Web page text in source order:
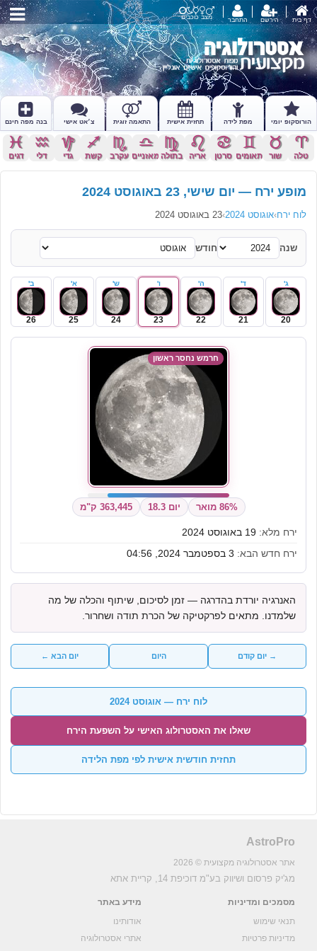
דף בית הירשם התחבר מצב כוכבים
הורוסקופ יומי מפת לידה תחזית אישית התאמה זוגית צ׳אט אישי בנה מפה חינם
a
טלה
s
שור
d
תאומים
f
סרטן
g
אריה
h
בתולה
j
מאזניים
k
עקרב
l
קשת
z
גדי
x
דלי
c
דגים
מופע ירח — יום שישי, 23 באוגוסט 2024
לוח ירח›אוגוסט 2024 ›23 באוגוסט 2024
שנה חודש
ג'
20
ד'
21
ה'
22
ו'
23
ש'
24
א'
25
ב'
26
חרמש נחסר ראשון
86% מואר יום 18.3 363,445 ק"מ
ירח מלא:
ירח חדש הבא:
האנרגיה יורדת בהדרגה — זמן לסיכום, שיתוף והכלה של מה
שלמדנו. מתאים לפרקטיקה של הכרת תודה ושחרור.
→ יום קודם היום יום הבא ←
לוח ירח — אוגוסט 2024
שאלו את האסטרולוג האישי על השפעת הירח
תחזית חודשית אישית לפי מפת הלידה
AstroPro
אתר אסטרולוגיה מקצועית © 2026
מג'יק פרסום ושיווק בע"מ דוכיפת 14, קריית אתא
מסמכים ומדיניות
תנאי שימוש
מדיניות פרטיות
מידע באתר
אודותינו
אתרי אסטרולוגיה